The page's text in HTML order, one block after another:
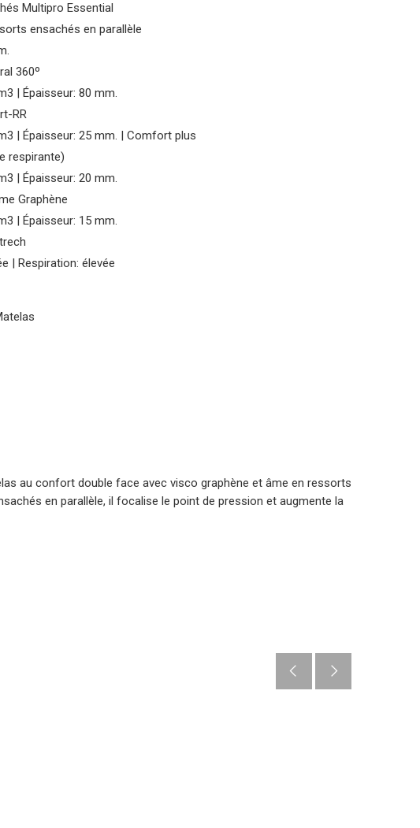
Multipro Essential
ensachés en parallèle
360º
| Épaisseur: 80 mm.
RR
| Épaisseur: 25 mm. | Comfort plus
respirante)
| Épaisseur: 20 mm.
Graphène
| Épaisseur: 15 mm.
| Respiration: élevée
au confort double face avec visco graphène et âme en ressorts
en parallèle, il focalise le point de pression et augmente la